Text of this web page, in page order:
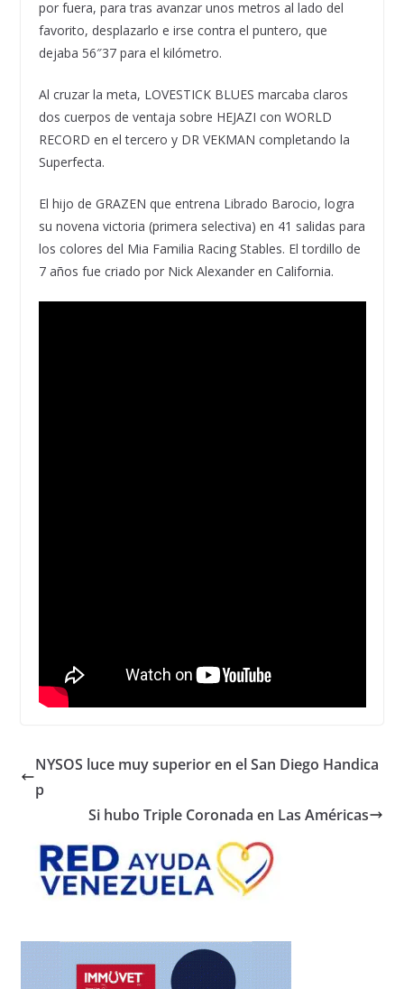
por fuera, para tras avanzar unos metros al lado del
favorito, desplazarlo e irse contra el puntero, que
dejaba 56″37 para el kilómetro.
Al cruzar la meta, LOVESTICK BLUES marcaba claros
dos cuerpos de ventaja sobre HEJAZI con WORLD
RECORD en el tercero y DR VEKMAN completando la
Superfecta.
El hijo de GRAZEN que entrena Librado Barocio, logra
su novena victoria (primera selectiva) en 41 salidas para
los colores del Mia Familia Racing Stables. El tordillo de
7 años fue criado por Nick Alexander en California.
NYSOS luce muy superior en el San Diego Handica
p
Si hubo Triple Coronada en Las Américas